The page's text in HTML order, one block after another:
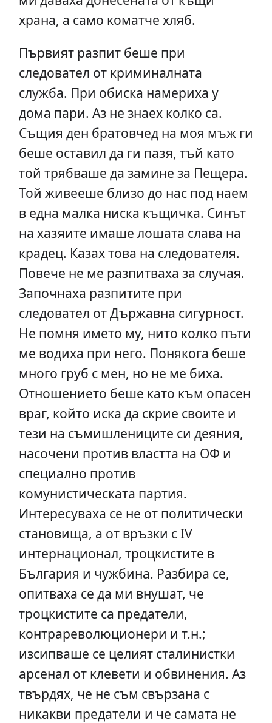
храна, а само коматче хляб.
Първият разпит беше при
следовател от криминалната
служба. При обиска намериха у
дома пари. Аз не знаех колко са.
Същия ден братовчед на моя мъж ги
беше оставил да ги пазя, тъй като
той трябваше да замине за Пещера.
Той живееше близо до нас под наем
в една малка ниска къщичка. Синът
на хазяите имаше лошата слава на
крадец. Казах това на следователя.
Повече не ме разпитваха за случая.
Започнаха разпитите при
следовател от Държавна сигурност.
Не помня името му, нито колко пъти
ме водиха при него. Понякога беше
много груб с мен, но не ме биха.
Отношението беше като към опасен
враг, който иска да скрие своите и
тези на съмишлениците си деяния,
насочени против властта на ОФ и
специално против
комунистическата партия.
Интересуваха се не от политически
становища, а от връзки с IV
интернационал, троцкистите в
България и чужбина. Разбира се,
опитваха се да ми внушат, че
троцкистите са предатели,
контрареволюционери и т.н.;
изсипваше се целият сталинистки
арсенал от клевети и обвинения. Аз
твърдях, че не съм свързана с
никакви предатели и че самата не